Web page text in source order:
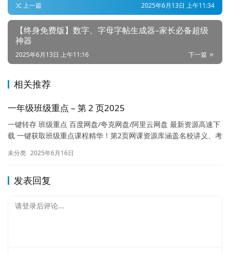
上一篇 2025年6月13日 上午11:34
【终身免费版】数字、字母字帖生成器–家长必备超级
神器
下一篇
2025年6月13日 上午11:16
相关推荐
一年级班级重点 – 第 2 页2025
一键转存 班级重点 百度网盘/夸克网盘/阿里云网盘 最新资源高速下
载 一键获取班级重点课程精华！第2页网课资源库涵盖名校讲义、考
未分类 2025年6月16日
发表回复
请登录后评论...